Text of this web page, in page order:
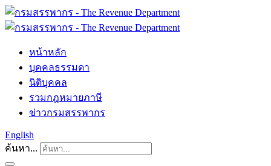
หน้าหลัก
บุคคลธรรมดา
นิติบุคคล
รวมกฎหมายภาษี
ข่าวกรมสรรพากร
English
ค้นหา...